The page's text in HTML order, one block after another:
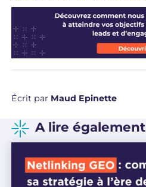
Écrit par Maud Epinette
A lire également